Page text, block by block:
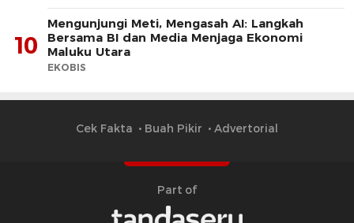
10
Mengunjungi Meti, Mengasah AI: Langkah
Bersama BI dan Media Menjaga Ekonomi
Maluku Utara
EKOBIS
Cek Fakta Buah Pikir Advertorial
Part of